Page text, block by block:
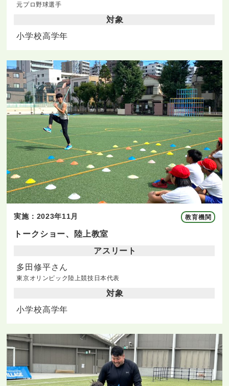
元プロ野球選手
対象
小学校高学年
実施：2023年11月 教育機関
トークショー、陸上教室
アスリート
多田修平さん
東京オリンピック陸上競技日本代表
対象
小学校高学年